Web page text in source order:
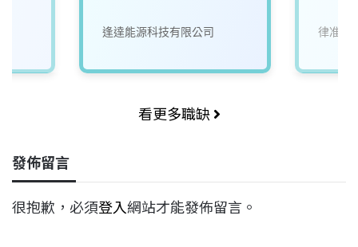
逢達能源科技有限公司 律准科
看更多職缺
發佈留言
很抱歉，必須登入網站才能發佈留言。